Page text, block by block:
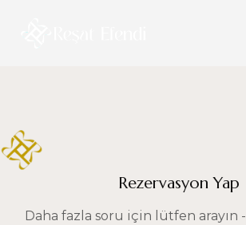
Inactive
Rezervasyon Yap
Daha fazla soru için lütfen arayın -